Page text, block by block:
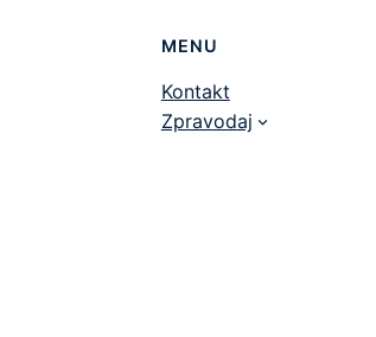
MENU
Kontakt
Zpravodaj